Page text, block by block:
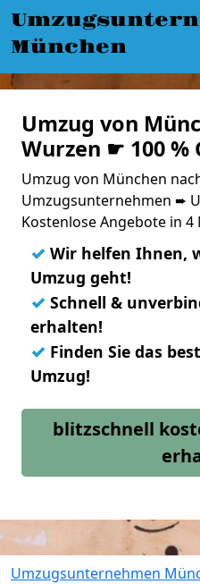
München
Umzug von
Wurzen ☛ 100
Umzug von München
Umzugsunternehmen ➨
Kostenlose Angebote in 4
✓ Wir helfen Ihnen,
Umzug geht!
✓ Schnell &
erhalten!
✓ Finden Sie das
Umzug!
blitzschnell
Umzugsunternehmen